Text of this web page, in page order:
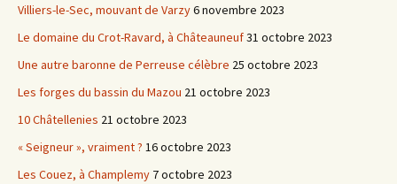
Villiers-le-Sec, mouvant de Varzy6 novembre 2023
Le domaine du Crot-Ravard, à Châteauneuf31 octobre 2023
Une autre baronne de Perreuse célèbre 25 octobre 2023
Les forges du bassin du Mazou 21 octobre 2023
10 Châtellenies 21 octobre 2023
« Seigneur », vraiment ? 16 octobre 2023
Les Couez, à Champlemy 7 octobre 2023